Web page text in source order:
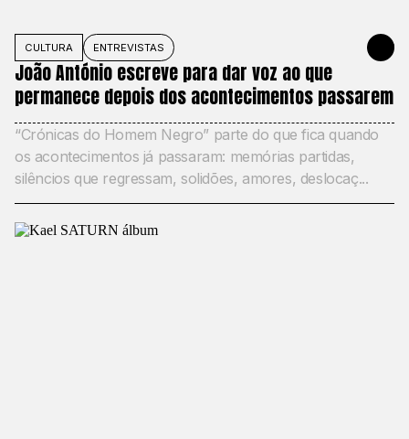
CULTURA ENTREVISTAS 10 DE
João António escreve para dar voz ao que
permanece depois dos acontecimentos passarem
“Crónicas do Homem Negro” parte do que fica quando
os acontecimentos já passaram: memórias partidas,
silêncios que regressam, solidões, amores, deslocaç...